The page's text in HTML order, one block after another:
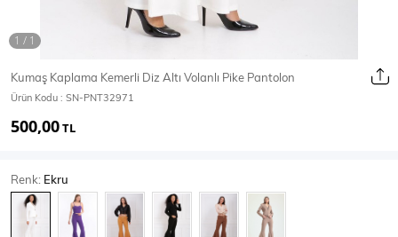
T-Shirt
Kumaş Kaplama Kemerli Diz Altı Volanlı Pike Pantolon
Ürün Kodu : SN-PNT32971
500,00TL
Renk: Ekru